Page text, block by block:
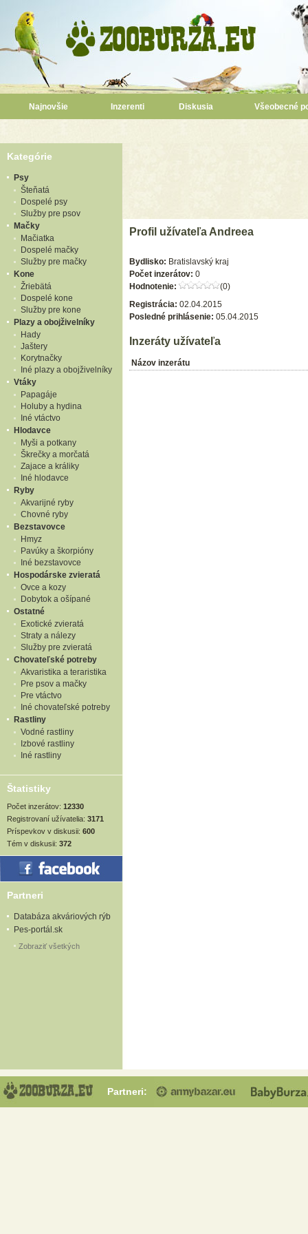
Najnovšie Inzerenti Diskusia Všeobecné
Kategórie
Psy
Šteňatá
Dospelé psy
Služby pre psov
Mačky
Mačiatka
Dospelé mačky
Služby pre mačky
Kone
Žriebätá
Dospelé kone
Služby pre kone
Plazy a obojživelníky
Hady
Jaštery
Korytnačky
Iné plazy a obojživelníky
Vtáky
Papagáje
Holuby a hydina
Iné vtáctvo
Hlodavce
Myši a potkany
Škrečky a morčatá
Zajace a králiky
Iné hlodavce
Ryby
Akvarijné ryby
Chovné ryby
Bezstavovce
Hmyz
Pavúky a škorpióny
Iné bezstavovce
Hospodárske zvieratá
Ovce a kozy
Dobytok a ošípané
Ostatné
Exotické zvieratá
Straty a nálezy
Služby pre zvieratá
Chovateľské potreby
Akvaristika a teraristika
Pre psov a mačky
Pre vtáctvo
Iné chovateľské potreby
Rastliny
Vodné rastliny
Izbové rastliny
Iné rastliny
Štatistiky
Počet inzerátov: 12330
Registrovaní užívatelia: 3171
Príspevkov v diskusii: 600
Tém v diskusii: 372
Partneri
Databáza akváriových rýb
Pes-portál.sk
Zobraziť všetkých
Profil užívateľa Andreea
Bydlisko: Bratislavský kraj
Počet inzerátov: 0
Hodnotenie:
(0)
Registrácia: 02.04.2015
Posledné prihlásenie: 05.04.2015
Inzeráty užívateľa
Názov inzerátu
Partneri: